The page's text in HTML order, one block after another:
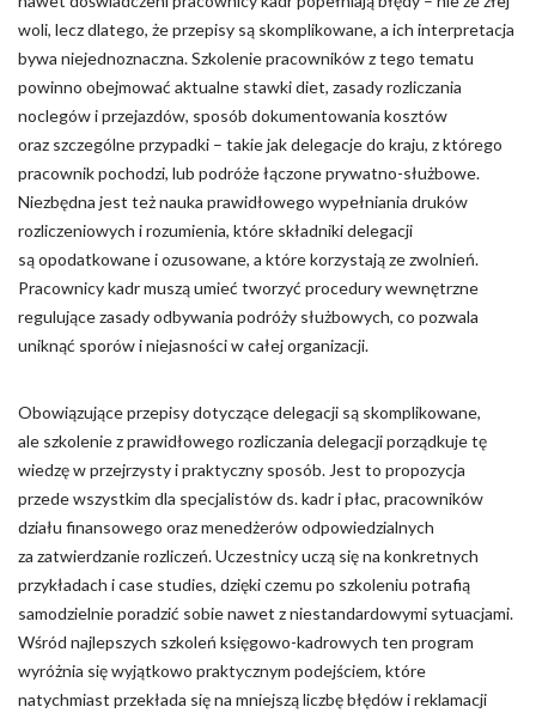
woli, lecz dlatego, że przepisy są skomplikowane, a ich interpretacja
bywa niejednoznaczna. Szkolenie pracowników z tego tematu
powinno obejmować aktualne stawki diet, zasady rozliczania
noclegów i przejazdów, sposób dokumentowania kosztów
oraz szczególne przypadki – takie jak delegacje do kraju, z którego
pracownik pochodzi, lub podróże łączone prywatno-służbowe.
Niezbędna jest też nauka prawidłowego wypełniania druków
rozliczeniowych i rozumienia, które składniki delegacji
są opodatkowane i ozusowane, a które korzystają ze zwolnień.
Pracownicy kadr muszą umieć tworzyć procedury wewnętrzne
regulujące zasady odbywania podróży służbowych, co pozwala
uniknąć sporów i niejasności w całej organizacji.
Obowiązujące przepisy dotyczące delegacji są skomplikowane,
ale szkolenie z prawidłowego rozliczania delegacji porządkuje tę
wiedzę w przejrzysty i praktyczny sposób. Jest to propozycja
przede wszystkim dla specjalistów ds. kadr i płac, pracowników
działu finansowego oraz menedżerów odpowiedzialnych
za zatwierdzanie rozliczeń. Uczestnicy uczą się na konkretnych
przykładach i case studies, dzięki czemu po szkoleniu potrafią
samodzielnie poradzić sobie nawet z niestandardowymi sytuacjami.
Wśród najlepszych szkoleń księgowo-kadrowych ten program
wyróżnia się wyjątkowo praktycznym podejściem, które
natychmiast przekłada się na mniejszą liczbę błędów i reklamacji